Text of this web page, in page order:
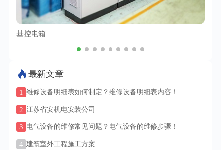
基控电箱
最新文章
1 维修设备明细表如何制定？维修设备明细表内容！
2 江苏省安机电安装公司
3 电气设备的维修常见问题？电气设备的维修步骤！
4 建筑室外工程施工方案